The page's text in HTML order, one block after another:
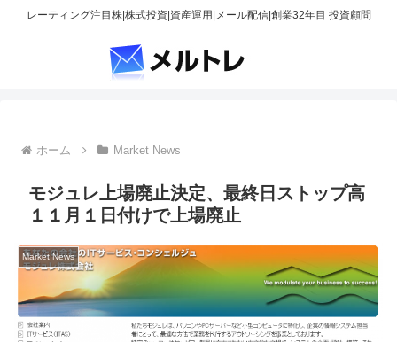
レーティング注目株|株式投資|資産運用|メール配信|創業32年目 投資顧問
ホーム Market News
モジュレ上場廃止決定、最終日ストップ高
１１月１日付けで上場廃止
Market News